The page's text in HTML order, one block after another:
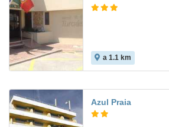
a 1.1 km
Azul Praia